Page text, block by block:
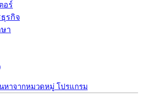
อร์
รกิจ
า
หาจากหมวดหมู่ โปรแกรม